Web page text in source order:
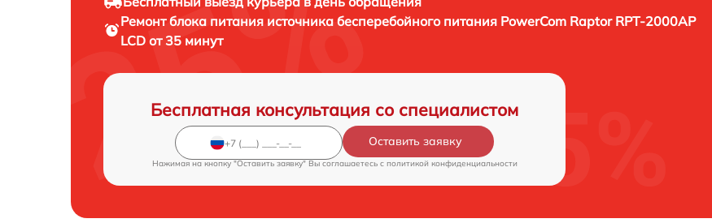
Ремонт блока питания источника бесперебойного питания PowerCom Raptor RPT-2000AP
LCD от 35 минут
Бесплатная консультация со специалистом
Оставить заявку
Нажимая на кнопку "Оставить заявку" Вы соглашаетесь c политикой конфиденциальности